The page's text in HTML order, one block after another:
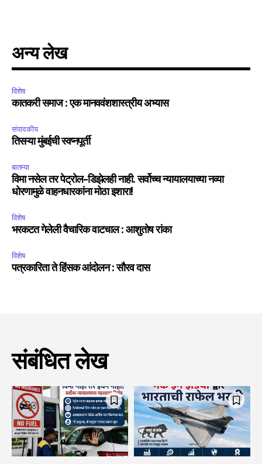
अन्य लेख
विशेष
कातकरी समाज : एक मानववंशशास्त्रीय अभ्यास
संपादकीय
तिसऱ्या मुंबईची स्वप्नपूर्ती
बातम्या
विमा नसेल तर पेट्रोल-डिझेलही नाही. सर्वोच्च न्यायालयाच्या नव्या
धोरणामुळे वाहनधारकांना मोठा इशारा!
विशेष
भरकटत गेलेली वैचारिक वाटचाल : आशुतोष रांका
विशेष
पत्रकारिता ते हिंसक आंदोलन : सौरव दास
संबंधित लेख